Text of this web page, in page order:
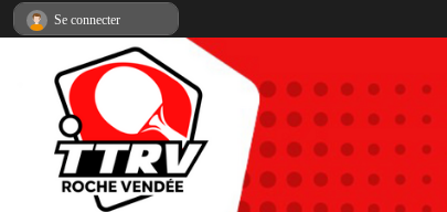
Se connecter
Panneau de gestion des cookies